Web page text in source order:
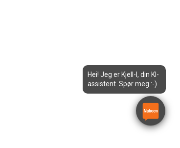
Hei! Jeg er Kjell-I, din KI-
assistent. Spør meg :-)